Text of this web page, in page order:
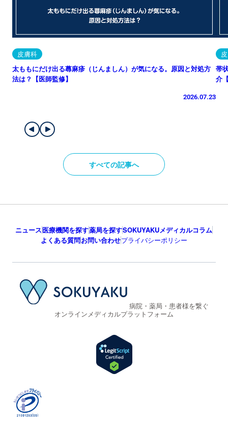
皮膚科
太ももにだけ出る蕁麻疹（じんましん）が気になる。原因と対処方
法は？【医師監修】
2026.07.23
帯
介
すべての記事へ
ニュース医療機関を探す薬局を探すSOKUYAKUメディカルコラム
よくある質問お問い合わせプライバシーポリシー
病院・薬局・患者様を繋ぐ
オンラインメディカルプラットフォーム